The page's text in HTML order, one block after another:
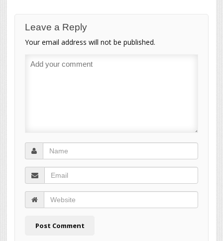
Leave a Reply
Your email address will not be published.